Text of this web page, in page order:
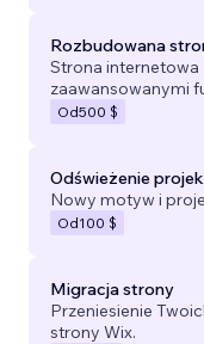
Rozbudowana
Strona internetowa
zaawansowanymi
Od500 $
Odświeżenie
Nowy motyw i
Od100 $
Migracja strony
Przeniesienie
strony Wix.